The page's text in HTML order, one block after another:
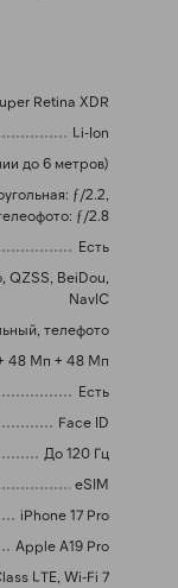
Retina XDR
Li-Ion
до 6 метров)
ƒ/2.2,
ƒ/2.8
Есть
BeiDou,
NavIC
телефото
48 Мп + 48 Мп
Есть
Face ID
До 120 Гц
eSIM
iPhone 17 Pro
Apple A19 Pro
LTE, Wi-Fi 7